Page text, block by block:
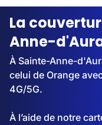
Streaming
La
Anne-
À Sainte-Anne-
celui de Orange
4G/5G.
À l’aide de notre